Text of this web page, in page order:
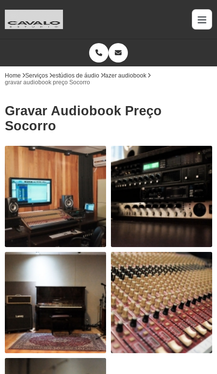
Home Serviços estúdios de áudio
fazer audiobook
gravar audiobook preço Socorro
Gravar Audiobook Preço
Socorro